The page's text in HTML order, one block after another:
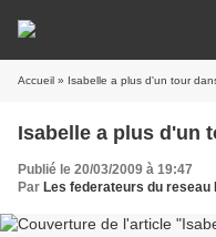
Accueil » Isabelle a plus d'un tour
Isabelle a plus d'un
Publié le 20/03/2009 à 19:47
Par Les federateurs du reseau